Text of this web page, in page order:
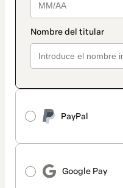
PayPal
Google Pay